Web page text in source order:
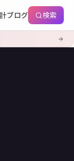
ブログ 検索